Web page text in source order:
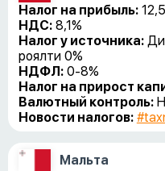
Налог на прибыль:
НДС:8,1%
Налог у источника:
роялти 0%
НДФЛ:0-8%
Налог на прирост
Валютный контроль:
Новости налогов:
Мальта